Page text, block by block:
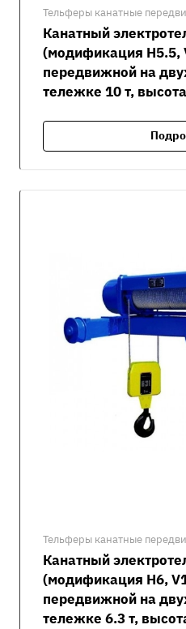
Тельферы канатные
Канатный
(модификация H5.5,
передвижной на
тележке 10 т,
Тельферы канатные
Канатный
(модификация H6,
передвижной на
тележке 6.3 т,